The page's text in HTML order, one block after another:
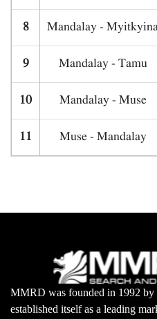
8 Mandalay -
9 Mandalay - Tamu
10 Mandalay - Muse
11 Muse - Mandalay
MMRD was founded in 1992
established itself as a leading